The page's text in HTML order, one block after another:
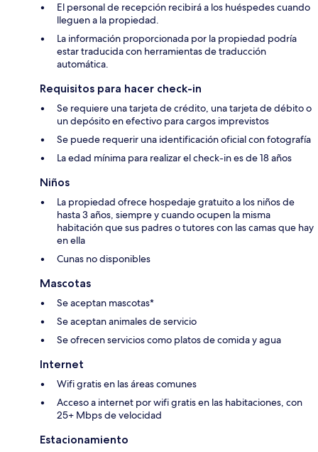
El personal de recepción recibirá a los huéspedes cuando
lleguen a la propiedad.
La información proporcionada por la propiedad podría
estar traducida con herramientas de traducción
automática.
Requisitos para hacer check-in
Se requiere una tarjeta de crédito, una tarjeta de débito o
un depósito en efectivo para cargos imprevistos
Se puede requerir una identificación oficial con fotografía
La edad mínima para realizar el check-in es de 18 años
Niños
La propiedad ofrece hospedaje gratuito a los niños de
hasta 3 años, siempre y cuando ocupen la misma
habitación que sus padres o tutores con las camas que hay
en ella
Cunas no disponibles
Mascotas
Se aceptan mascotas*
Se aceptan animales de servicio
Se ofrecen servicios como platos de comida y agua
Internet
Wifi gratis en las áreas comunes
Acceso a internet por wifi gratis en las habitaciones, con
25+ Mbps de velocidad
Estacionamiento